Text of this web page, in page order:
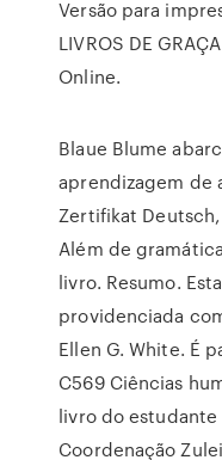
Versão para
LIVROS DE
Online.
Blaue Blume
aprendizagem de
Zertifikat
Além de
livro. Resumo.
providenciada
Ellen G. White. É
C569 Ciências
livro do
Coordenação